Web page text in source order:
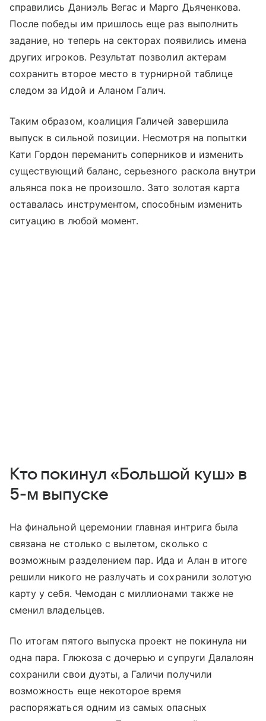
справились Даниэль Вегас и Марго Дьяченкова.
После победы им пришлось еще раз выполнить
задание, но теперь на секторах появились имена
других игроков. Результат позволил актерам
сохранить второе место в турнирной таблице
следом за Идой и Аланом Галич.
Таким образом, коалиция Галичей завершила
выпуск в сильной позиции. Несмотря на попытки
Кати Гордон переманить соперников и изменить
существующий баланс, серьезного раскола внутри
альянса пока не произошло. Зато золотая карта
оставалась инструментом, способным изменить
ситуацию в любой момент.
Кто покинул «Большой куш» в
5-м выпуске
На финальной церемонии главная интрига была
связана не столько с вылетом, сколько с
возможным разделением пар. Ида и Алан в итоге
решили никого не разлучать и сохранили золотую
карту у себя. Чемодан с миллионами также не
сменил владельцев.
По итогам пятого выпуска проект не покинула ни
одна пара. Глюкоза с дочерью и супруги Далалоян
сохранили свои дуэты, а Галичи получили
возможность еще некоторое время
распоряжаться одним из самых опасных